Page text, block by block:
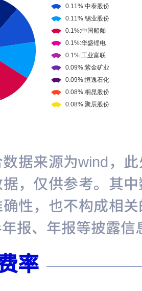
据来源为wind，
，仅供参考。其
性，也不构成相
报、年报等披露信
率